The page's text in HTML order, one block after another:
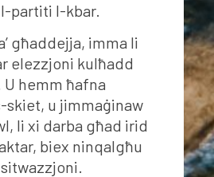
partiti l-kbar.
għaddejja, imma li
elezzjoni kulħadd
hemm ħafna
skiet, u jimmaġinaw
li xi darba għad irid
biex ninqalgħu